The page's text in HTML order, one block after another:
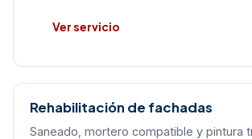
Ver servicio
Rehabilitación de fachadas
Saneado, mortero compatible y pintura